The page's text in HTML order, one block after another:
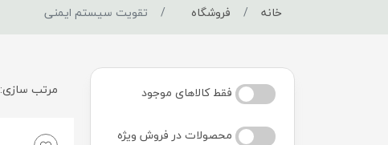
خانه فروشگاه تقویت سیستم ایمنی
فقط کالاهای موجود
محصولات در فروش ویژه
مرتب سازی: